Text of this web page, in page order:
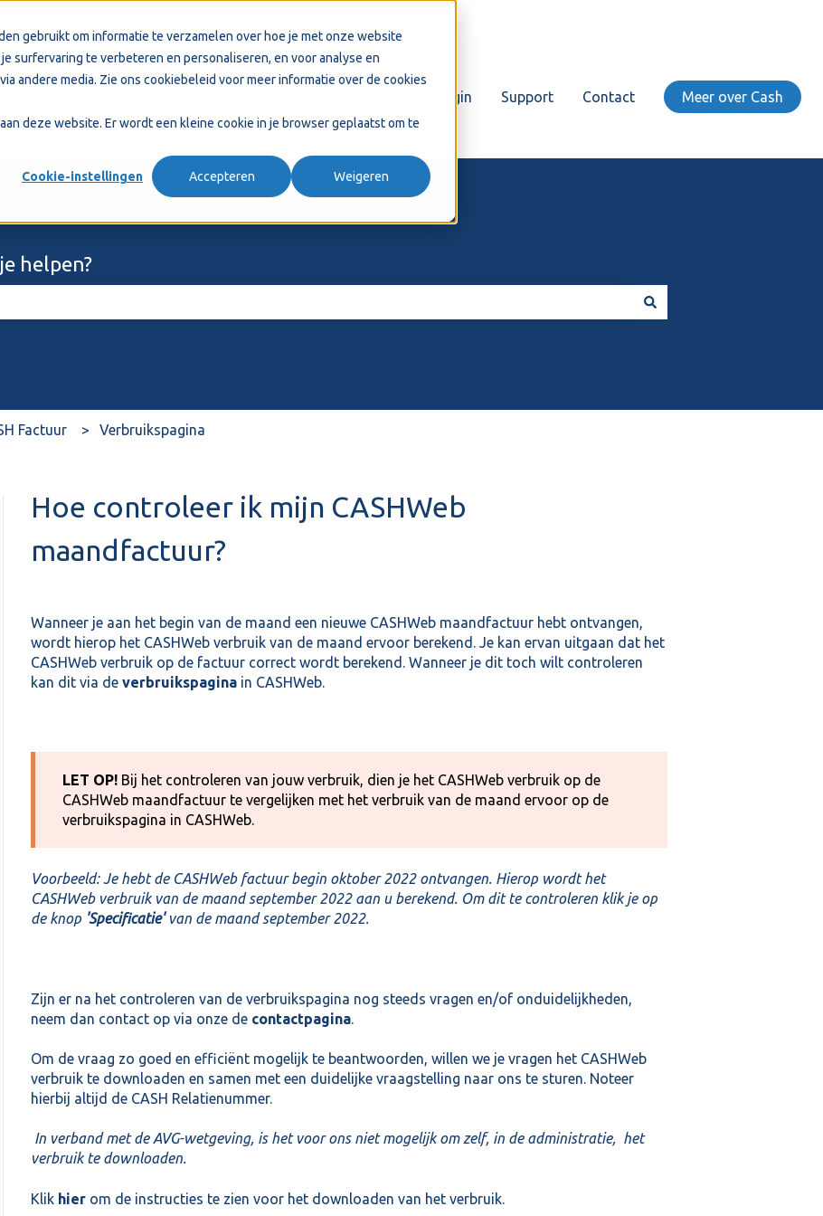
gebruikt om informatie te verzamelen over hoe je met onze website
surfervaring te verbeteren en personaliseren, en voor analyse en
andere media. Zie ons cookiebeleid voor meer informatie over de cookies
deze website. Er wordt een kleine cookie in je browser geplaatst om te
Cookie-instellingen Accepteren Weigeren
Login Support Contact Meer over Cash
helpen?
Factuur Verbruikspagina
Hoe controleer ik mijn CASHWeb
maandfactuur?
Wanneer je aan het begin van de maand een nieuwe CASHWeb maandfactuur hebt ontvangen,
wordt hierop het CASHWeb verbruik van de maand ervoor berekend. Je kan ervan uitgaan dat het
CASHWeb verbruik op de factuur correct wordt berekend. Wanneer je dit toch wilt controleren
kan dit via de verbruikspaginain CASHWeb.
LET OP! Bij het controleren van jouw verbruik, dien je het CASHWeb verbruik op de
CASHWeb maandfactuur te vergelijken met het verbruik van de maand ervoor op de
verbruikspagina in CASHWeb.
Voorbeeld: Je hebt de CASHWeb factuur begin oktober 2022 ontvangen. Hierop wordt het
CASHWeb verbruik van de maand september 2022 aan u berekend. Om dit te controleren klik je op
de knop 'Specificatie' van de maand september 2022.
Zijn er na het controleren van de verbruikspagina nog steeds vragen en/of onduidelijkheden,
neem dan contact op via onze de contactpagina.
Om de vraag zo goed en efficiënt mogelijk te beantwoorden, willen we je vragen het CASHWeb
verbruik te downloaden en samen met een duidelijke vraagstelling naar ons te sturen. Noteer
hierbij altijd de CASH Relatienummer.
In verband met de AVG-wetgeving, is het voor ons niet mogelijk om zelf, in de administratie, het
verbruik te downloaden.
Klik hierom de instructies te zien voor het downloaden van het verbruik.